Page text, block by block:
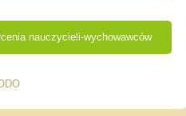
nauczycieli-wychowawców